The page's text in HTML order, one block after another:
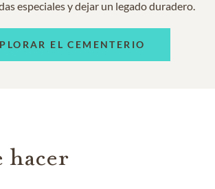
especiales y dejar un legado duradero.
EL CEMENTERIO
hacer